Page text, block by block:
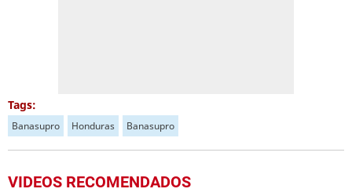
Tags:
Banasupro Honduras Banasupro
VIDEOS RECOMENDADOS